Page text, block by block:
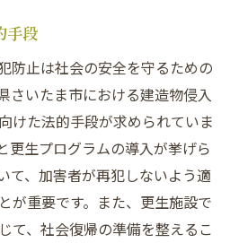
手段
防止は社会の安全を守るための
さいたま市における建造物侵入
けた法的手段が求められていま
更生プログラムの導入が挙げら
て、加害者が再犯しないよう適
が重要です。また、更生施設で
て、社会復帰の準備を整えるこ